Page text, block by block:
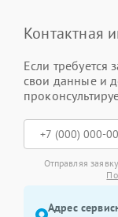
Контактная
Если требуется
свои данные и
Отправляя
Адрес